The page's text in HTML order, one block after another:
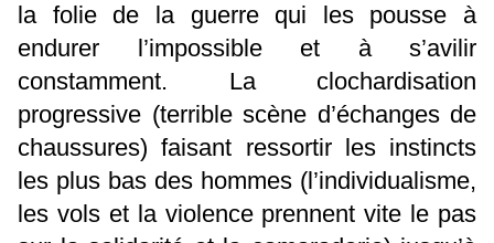
la folie de la guerre qui les pousse à
endurer l’impossible et à s’avilir
constamment. La clochardisation
progressive (terrible scène d’échanges de
chaussures) faisant ressortir les instincts
les plus bas des hommes (l’individualisme,
les vols et la violence prennent vite le pas